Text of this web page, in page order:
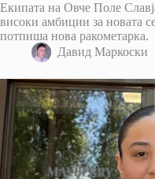
Екипата на Овче Поле
високи амбиции за новата
потпиша нова ракометарка.
Давид Маркоски